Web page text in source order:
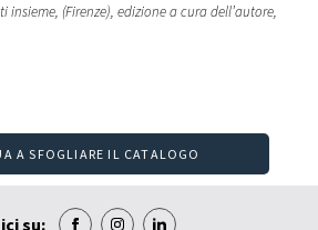
insieme, (Firenze), edizione a cura dell’autore,
A SFOGLIARE IL CATALOGO
su: